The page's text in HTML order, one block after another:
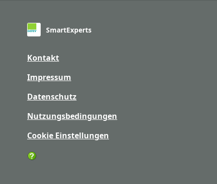
SmartExperts
Kontakt
Impressum
Datenschutz
Nutzungsbedingungen
Cookie Einstellungen